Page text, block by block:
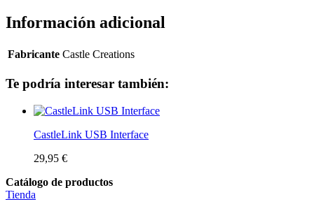
Información adicional
Fabricante Castle Creations
Te podría interesar también:
CastleLink USB Interface
29,95 €
Catálogo de productos
Tienda